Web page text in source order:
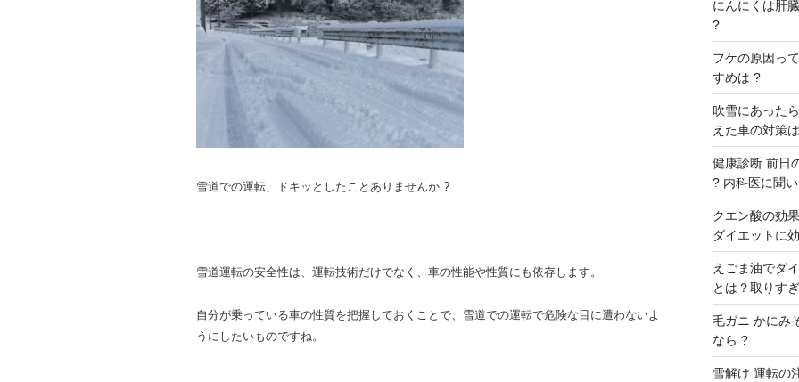
雪道での運転、ドキッとしたことありませんか ?
雪道運転の安全性は、運転技術だけでなく、車の性能や性質にも依存します。
自分が乗っている車の性質を把握しておくことで、雪道での運転で危険な目に遭わないよ
うにしたいものですね。
にんにくは肝
?
フケの原因っ
すめは ?
吹雪にあった
えた車の対策
健康診断 前日
? 内科医に聞
クエン酸の効
ダイエットに
えごま油でダ
とは？取りす
毛ガニ かにみ
なら ?
雪解け 運転の